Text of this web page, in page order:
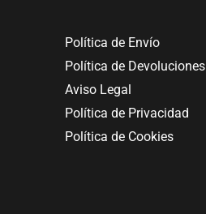
Política de Envío
Política de Devoluciones
Aviso Legal
Política de Privacidad
Política de Cookies